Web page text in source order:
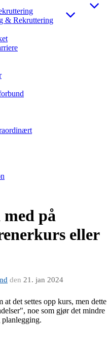
& Rekruttering
på
eller
den 21. jan 2024
det settes opp kurs, men dette
noe som gjør det mindre